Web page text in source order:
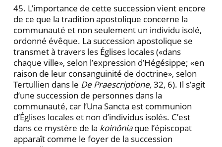
45. L’importance de cette succession vient encore
de ce que la tradition apostolique concerne la
communauté et non seulement un individu isolé,
ordonné évêque. La succession apostolique se
transmet à travers les Églises locales («dans
chaque ville», selon l’expression d’Hégésippe; «en
raison de leur consanguinité de doctrine», selon
Tertullien dans le De Praescriptione,32, 6). Il s’agit
d’une succession de personnes dans la
communauté, car l’Una Sancta est communion
d’Églises locales et non d’individus isolés. C’est
dans ce mystère de la koinôniaque l’épiscopat
apparaît comme le foyer de la succession